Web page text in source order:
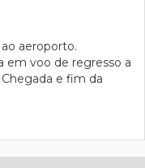
aeroporto.
em voo de regresso a
e fim da